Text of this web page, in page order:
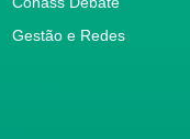
Gestão e Redes